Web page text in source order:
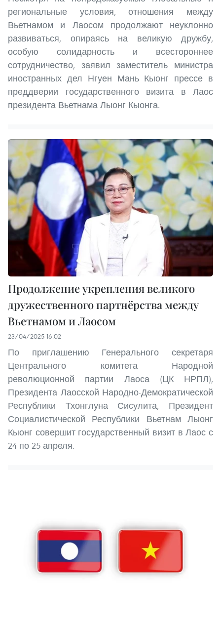
региональные условия, отношения между
Вьетнамом и Лаосом продолжают неуклонно
развиваться, опираясь на великую дружбу,
особую солидарность и всестороннее
сотрудничество, заявил заместитель министра
иностранных дел Нгуен Мань Кыонг прессе в
преддверии государственного визита в Лаос
президента Вьетнама Лыонг Кыонга.
Продолжение укрепления великого
дружественного партнёрства между
Вьетнамом и Лаосом
23/04/2025 16:02
По приглашению Генерального секретаря
Центрального комитета Народной
революционной партии Лаоса (ЦК НРПЛ),
Президента Лаосской Народно-Демократической
Республики Тхонглуна Сисулита, Президент
Социалистической Республики Вьетнам Лыонг
Кыонг совершит государственный визит в Лаос с
24 по 25 апреля.